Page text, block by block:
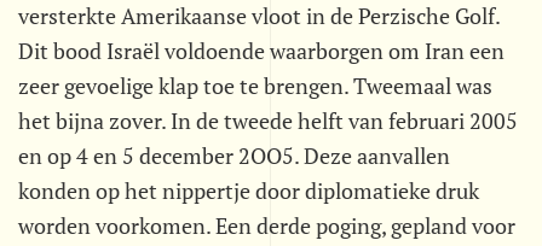
versterkte Amerikaanse vloot in de Perzische Golf.
Dit bood Israël voldoende waarborgen om Iran een
zeer gevoelige klap toe te brengen. Tweemaal was
het bijna zover. In de tweede helft van februari 2005
en op 4 en 5 december 2OO5. Deze aanvallen
konden op het nippertje door diplomatieke druk
worden voorkomen. Een derde poging, gepland voor